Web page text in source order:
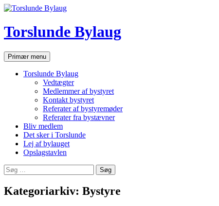
Hop
indhold
Torslunde Bylaug
SøgPrimær menu
Torslunde Bylaug
Vedtægter
Medlemmer af bystyret
Kontakt bystyret
Referater af bystyremøder
Referater fra bystævner
Bliv medlem
Det sker i Torslunde
Lej af bylauget
Opslagstavlen
Søg
efter:
Kategoriarkiv: Bystyre